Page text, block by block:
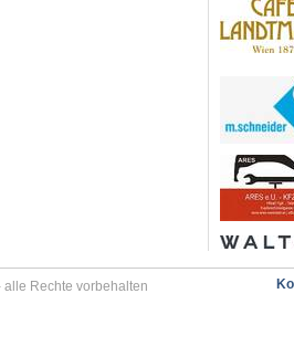
Rechte vorbehalten